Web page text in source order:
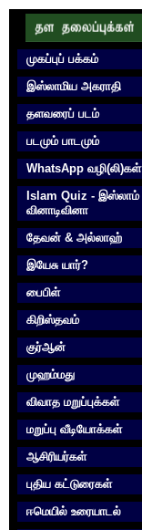
முகப்புப் பக்கம்
இஸ்லாமிய அகராதி
தளவரைப் படம்
படமும் பாடமும்
WhatsApp வழி(லி)கள்
Islam Quiz - இஸ்லாம்
வினாடிவினா
தேவன் & அல்லாஹ்
இயேசு யார்?
பைபிள்
கிறிஸ்தவம்
குர்‍ஆன்
முஹம்மது
விவாத மறுப்புக்கள்
மறுப்பு வீடியோக்கள்
ஆசிரியர்கள்
புதிய கட்டுரைகள்
ஈமெயில் உரையாடல்